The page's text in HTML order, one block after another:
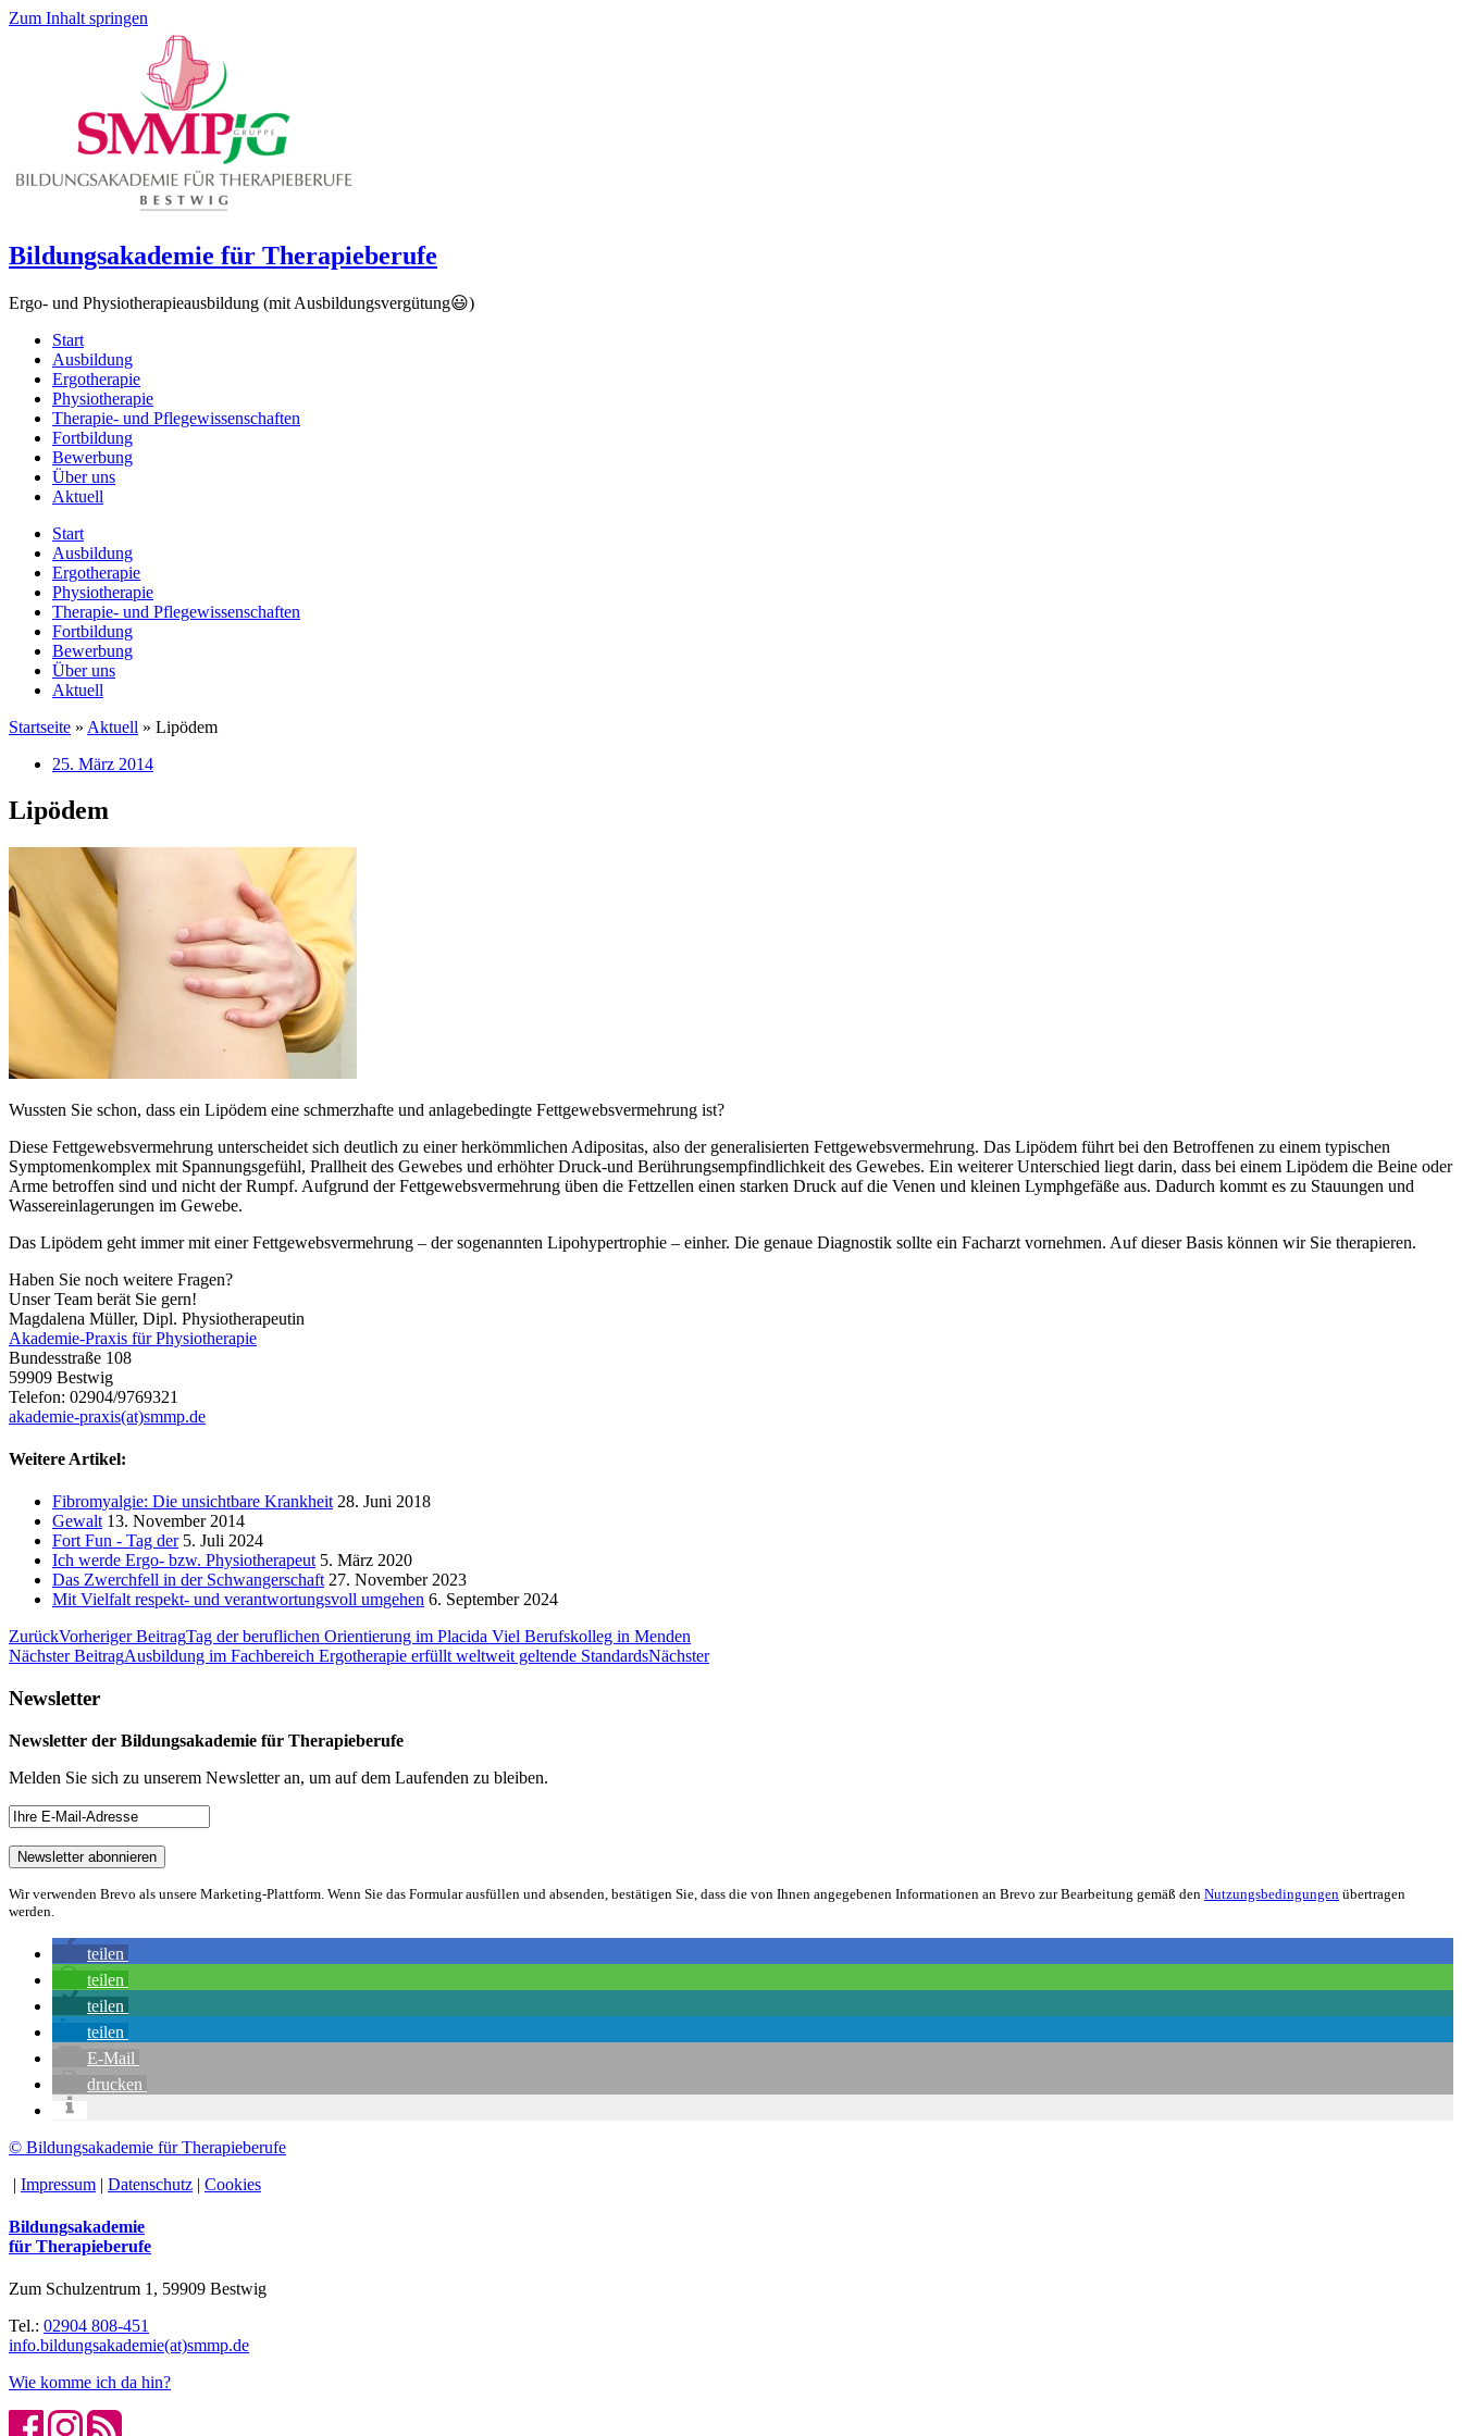
Zum Inhalt springen
Bildungsakademie für Therapieberufe
Ergo- und Physiotherapieausbildung (mit Ausbildungsvergütung😃)
Start
Ausbildung
Ergotherapie
Physiotherapie
Therapie- und Pflegewissenschaften
Fortbildung
Bewerbung
Über uns
Aktuell
Start
Ausbildung
Ergotherapie
Physiotherapie
Therapie- und Pflegewissenschaften
Fortbildung
Bewerbung
Über uns
Aktuell
Startseite » Aktuell » Lipödem
25. März 2014
Lipödem
Wussten Sie schon, dass ein Lipödem eine schmerzhafte und anlagebedingte Fettgewebsvermehrung ist?
Diese Fettgewebsvermehrung unterscheidet sich deutlich zu einer herkömmlichen Adipositas, also der generalisierten Fettgewebsvermehrung. Das Lipödem führt bei den Betroffenen zu einem typischen
Symptomenkomplex mit Spannungsgefühl, Prallheit des Gewebes und erhöhter Druck-und Berührungsempfindlichkeit des Gewebes. Ein weiterer Unterschied liegt darin, dass bei einem Lipödem die Beine oder
Arme betroffen sind und nicht der Rumpf. Aufgrund der Fettgewebsvermehrung üben die Fettzellen einen starken Druck auf die Venen und kleinen Lymphgefäße aus. Dadurch kommt es zu Stauungen und
Wassereinlagerungen im Gewebe.
Das Lipödem geht immer mit einer Fettgewebsvermehrung – der sogenannten Lipohypertrophie – einher. Die genaue Diagnostik sollte ein Facharzt vornehmen. Auf dieser Basis können wir Sie therapieren.
Haben Sie noch weitere Fragen?
Unser Team berät Sie gern!
Magdalena Müller, Dipl. Physiotherapeutin
Akademie-Praxis für Physiotherapie
Bundesstraße 108
59909 Bestwig
Telefon: 02904/9769321
akademie-praxis(at)smmp.de
Weitere Artikel:
Fibromyalgie: Die unsichtbare Krankheit 28. Juni 2018
Gewalt 13. November 2014
Fort Fun - Tag der5. Juli 2024
Ich werde Ergo- bzw. Physiotherapeut 5. März 2020
Das Zwerchfell in der Schwangerschaft 27. November 2023
Mit Vielfalt respekt- und verantwortungsvoll umgehen 6. September 2024
ZurückVorheriger BeitragTag der beruflichen Orientierung im Placida Viel Berufskolleg in Menden
Nächster BeitragAusbildung im Fachbereich Ergotherapie erfüllt weltweit geltende StandardsNächster
Newsletter
Newsletter der Bildungsakademie für Therapieberufe
Melden Sie sich zu unserem Newsletter an, um auf dem Laufenden zu bleiben.
Wir verwenden Brevo als unsere Marketing-Plattform. Wenn Sie das Formular ausfüllen und absenden, bestätigen Sie, dass die von Ihnen angegebenen Informationen an Brevo zur Bearbeitung gemäß den Nutzungsbedingungen übertragen
werden.
teilen
teilen
teilen
teilen
E-Mail
drucken
© Bildungsakademie für Therapieberufe
| Impressum | Datenschutz | Cookies
Bildungsakademie
für Therapieberufe
Zum Schulzentrum 1, 59909 Bestwig
Tel.: 02904 808-451
info.bildungsakademie(at)smmp.de
Wie komme ich da hin?